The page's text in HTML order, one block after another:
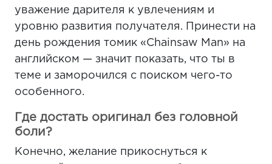
уважение дарителя к увлечениям и
уровню развития получателя. Принести на
день рождения томик «Chainsaw Man» на
английском — значит показать, что ты в
теме и заморочился с поиском чего-то
особенного.
Где достать оригинал без головной
боли?
Конечно, желание прикоснуться к